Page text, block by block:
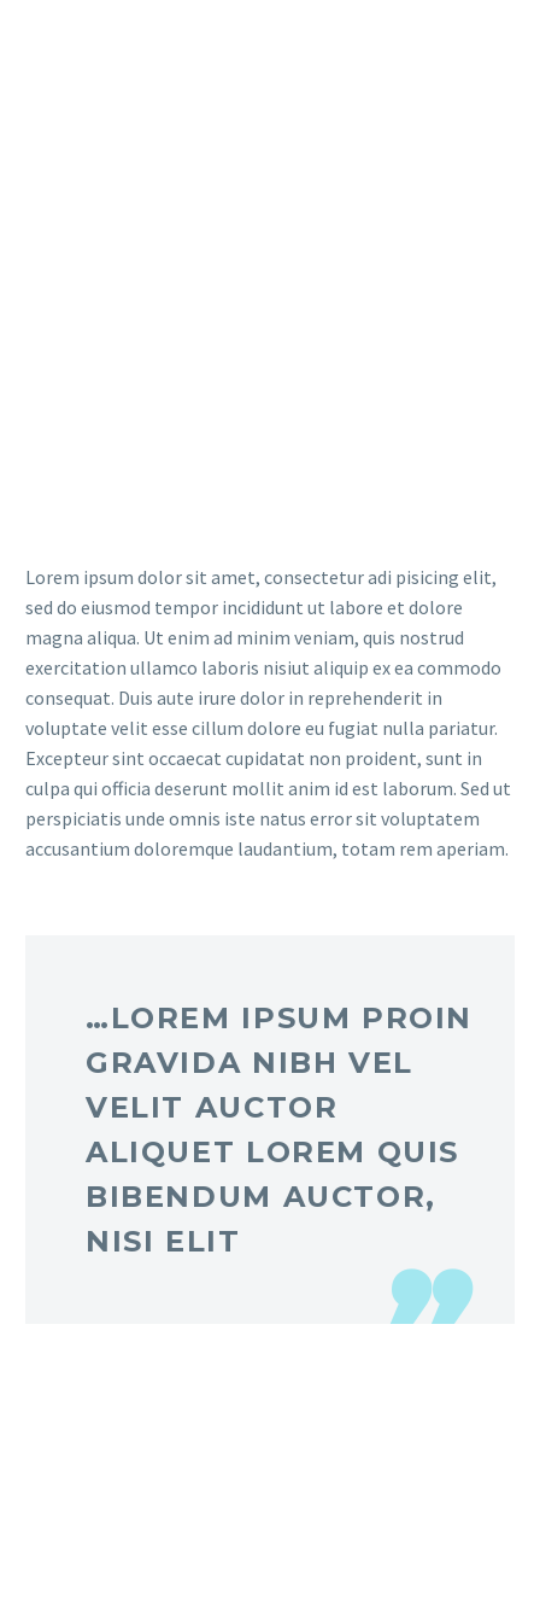
Lorem ipsum dolor sit amet, consectetur adi pisicing elit,
sed do eiusmod tempor incididunt ut labore et dolore
magna aliqua. Ut enim ad minim veniam, quis nostrud
exercitation ullamco laboris nisiut aliquip ex ea commodo
consequat. Duis aute irure dolor in reprehenderit in
voluptate velit esse cillum dolore eu fugiat nulla pariatur.
Excepteur sint occaecat cupidatat non proident, sunt in
culpa qui officia deserunt mollit anim id est laborum. Sed ut
perspiciatis unde omnis iste natus error sit voluptatem
accusantium doloremque laudantium, totam rem aperiam.
…LOREM IPSUM PROIN
GRAVIDA NIBH VEL
VELIT AUCTOR
ALIQUET LOREM QUIS
BIBENDUM AUCTOR,
NISI ELIT